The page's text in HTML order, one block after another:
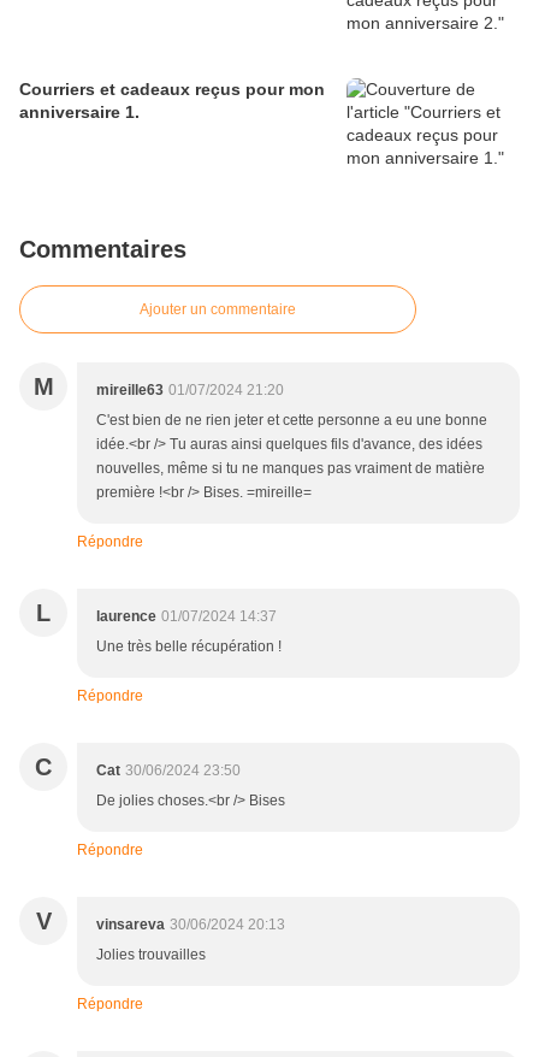
Courriers et cadeaux reçus pour mon
anniversaire 1.
Commentaires
Ajouter un commentaire
M mireille63 01/07/2024 21:20
C'est bien de ne rien jeter et cette personne a eu une bonne
idée.<br /> Tu auras ainsi quelques fils d'avance, des idées
nouvelles, même si tu ne manques pas vraiment de matière
première !<br /> Bises. =mireille=
Répondre
L laurence 01/07/2024 14:37
Une très belle récupération !
Répondre
C Cat 30/06/2024 23:50
De jolies choses.<br /> Bises
Répondre
V vinsareva 30/06/2024 20:13
Jolies trouvailles
Répondre